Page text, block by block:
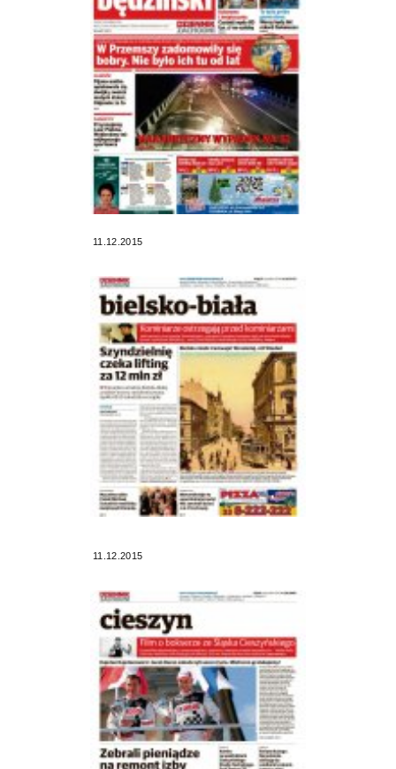
11.12.2015
11.12.2015